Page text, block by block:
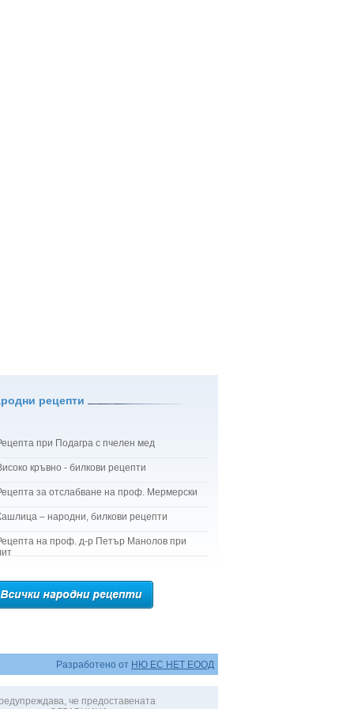
рецепти
при Подагра с пчелен мед
кръвно - билкови рецепти
за отслабване на проф. Мермерски
– народни, билкови рецепти
на проф. д-р Петър Манолов при
Разработено от НЮ ЕС НЕТ ЕООД
че предоставената